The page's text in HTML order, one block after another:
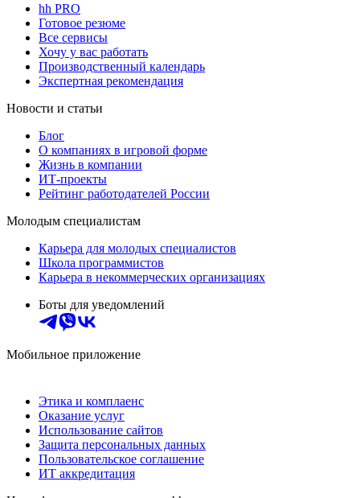
hh PRO
Готовое резюме
Все сервисы
Хочу у вас работать
Производственный календарь
Экспертная рекомендация
Новости и статьи
Блог
О компаниях в игровой форме
Жизнь в компании
ИТ-проекты
Рейтинг работодателей России
Молодым специалистам
Карьера для молодых специалистов
Школа программистов
Карьера в некоммерческих организациях
Боты для уведомлений
Мобильное приложение
Этика и комплаенс
Оказание услуг
Использование сайтов
Защита персональных данных
Пользовательское соглашение
ИТ аккредитация